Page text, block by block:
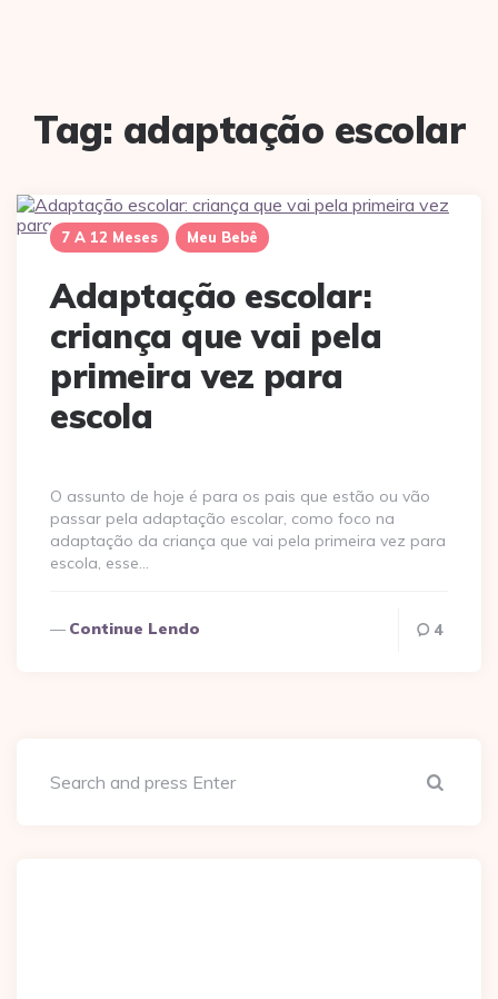
Tag: adaptação escolar
7 A 12 Meses Meu Bebê
Adaptação escolar:
criança que vai pela
primeira vez para
escola
O assunto de hoje é para os pais que estão ou vão
passar pela adaptação escolar, como foco na
adaptação da criança que vai pela primeira vez para
escola, esse…
Continue Lendo 4